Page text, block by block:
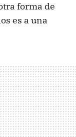
forma de
es a una